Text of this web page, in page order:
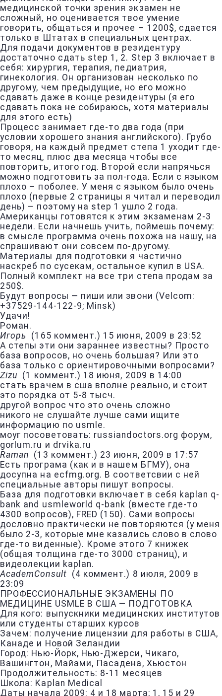
медицинской точки зрения экзамен не
сложный, но оценивается твое умение
говорить, общаться и прочее – 1200$, сдается
только в Штатах в специальных центрах.
Для подачи документов в резидентуру
достаточно сдать step 1, 2. Step 3 включает в
себя: хирургия, терапия, педиатрия,
гинекология. Он организован несколько по
другому, чем предыдущие, но его можно
сдавать даже в конце резидентуры (я его
сдавать пока не собираюсь, хотя материалы
для этого есть)
Процесс занимает где-то два года (при
условии хорошего знания английского). Грубо
говоря, на каждый предмет степа 1 уходит где-
то месяц, плюс два месяца чтобы все
повторить, итого год. Второй если напрячься
можно подготовить за пол-года. Если с языком
плохо – поболее. У меня с языком было очень
плохо (первые 2 страницы я читал и переводил
день) – поэтому на step 1 ушло 2 года.
Американцы готовятся к этим экзаменам 2-3
недели. Если начнешь учить, поймешь почему:
в смысле программа очень похожа на нашу, на
спрашивают они совсем по-другому.
Материалы для подготовки я частично
наскреб по сусекам, остальное купил в USA.
Полный комплект на все три степа продам за
250$.
Будут вопросы — пиши или звони (Velcom:
+37529-144-122-9; Minsk)
Удачи!
Роман.
Игорь
(165 коммент.) 15 июня, 2009 в 23:52
А степы эти они зараннее известны? Просто
база вопросов, но очень большая? Или это
база только с ориентировочными вопросами?
Zizu (1 коммент.) 18 июня, 2009 в 14:00
стать врачем в сша вполне реально, и стоит
это порядка от 5-8 тысч.
другой вопрос что это очень сложно
никого не слушайте лучше сами ищите
информацию по usmle.
моуг посоветовать: russiandoctors.org форум,
gorlum.ru и drvika.ru
Raman (13 коммент.) 23 июня, 2009 в 17:57
Есть програма (как и в нашем БГМУ), она
досупна на ecfmg.org. В соответсвии с ней
специальные авторы пишут вопросы.
База для подготовки включает в себя kaplan q-
bank and usmleworld q-bank (вместе где-то
4300 вопросов), FRED (150). Сами вопросы
дословно практически не повторяются (у меня
было 2-3, которые мне казались слово в слово
где-то виденные). Кроме этого 7 книжек
(общая толщина где-то 3000 страниц), и
видеолекции kaplan.
AcademConsult (4 коммент.) 8 июля, 2009 в
23:09
ПРОФЕССИОНАЛЬНЫЕ ЭКЗАМЕНЫ ПО
МЕДИЦИНЕ USMLE В США — ПОДГОТОВКА
Для кого: выпускники медицинских институтов
или студенты старших курсов
Зачем: получение лицензии для работы в США,
Канаде и Новой Зеландии
Город: Нью-Йорк, Нью-Джерси, Чикаго,
Вашингтон, Майами, Пасадена, Хьюстон
Продолжительность: 8-11 месяцев
Школа: Kaplan Medical
Даты начала 2009: 4 и 18 марта; 1, 15 и 29